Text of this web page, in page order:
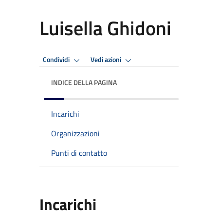
Luisella Ghidoni
Condividi Vedi azioni
INDICE DELLA PAGINA
Incarichi
Organizzazioni
Punti di contatto
Incarichi